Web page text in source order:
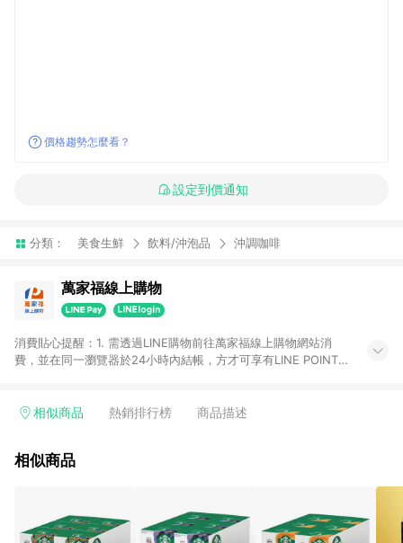
價格趨勢怎麼看？
設定到價通知
分類： 美食生鮮 飲料/沖泡品 沖調咖啡
萬家福線上購物
消費貼心提醒：1. 需透過LINE購物前往萬家福線上購物網站消
費，並在同一瀏覽器於24小時內結帳，方才可享有LINE POINTS
4. 不具回饋資格種類商品：電子禮券。 5. 回饋點數計算將排除訂
錄，相關問題請於保留時間內聯絡客服中心，並由康達盛通生活
話題性或期間限定商品來滿足您的喜好。
相似商品 熱銷排行榜 商品描述
相似商品